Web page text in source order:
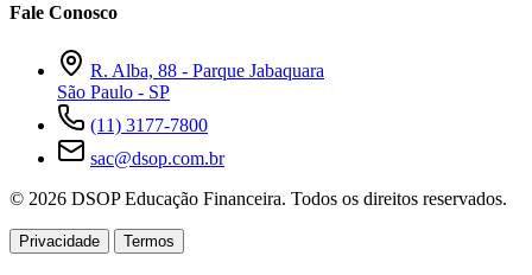
Fale Conosco
R. Alba, 88 - Parque Jabaquara
São Paulo - SP
(11) 3177-7800
sac@dsop.com.br
© 2026 DSOP Educação Financeira. Todos os direitos reservados.
Privacidade Termos